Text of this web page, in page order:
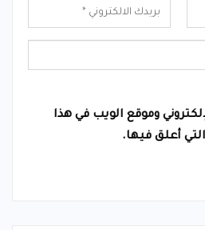
وموقع الويب في هذا
أعلق فيها.